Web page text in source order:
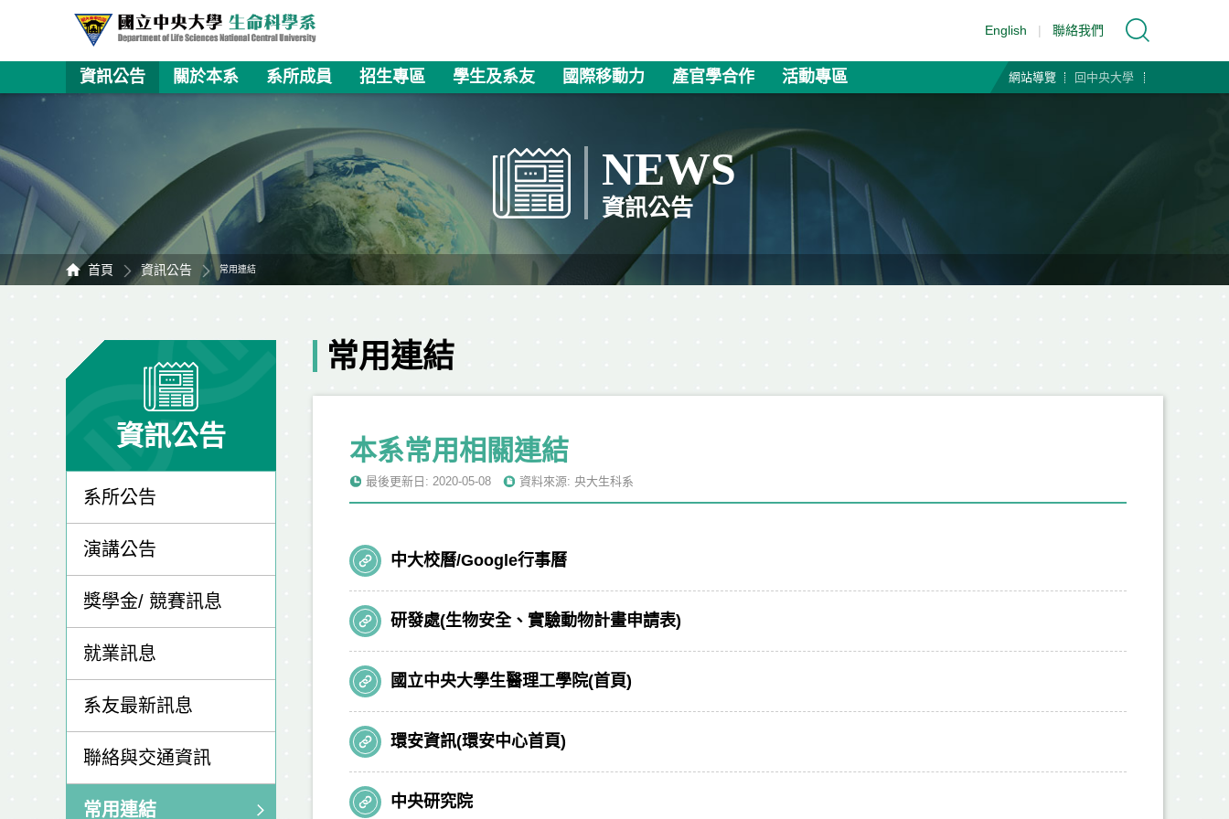
English | 聯絡我們
資訊公告 關於本系 系所成員 招生專區 學生及系友 國際移動力 產官學合作 活動專區 網站導覽 回中央大學
NEWS
資訊公告
首頁 資訊公告 常用連結
資訊公告
系所公告
演講公告
獎學金/ 競賽訊息
就業訊息
系友最新訊息
聯絡與交通資訊
常用連結
常用連結
本系常用相關連結
最後更新日: 2020-05-08 資料來源: 央大生科系
中大校曆/Google行事曆
研發處(生物安全、實驗動物計畫申請表)
國立中央大學生醫理工學院(首頁)
環安資訊(環安中心首頁)
中央研究院